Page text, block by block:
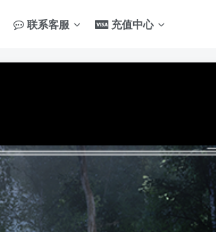
联系客服 充值中心